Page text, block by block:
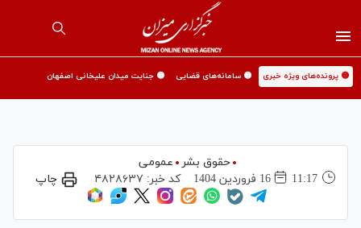
🟡 پرونده‌های ویژه خبری 🟡 سامانه‌های قضایی 🟡 جنایت میدان علیخانی اصفهان
حقوق بشر
عمومی
11:17
16 فروردين 1404 کد خبر: ۴۸۲۸۶۳۷ چاپ